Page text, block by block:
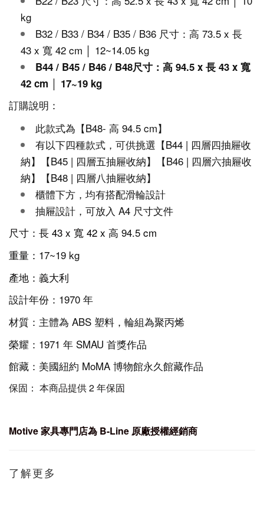
kg
B32 / B33 / B34 / B35 / B36 尺寸：高 73.5 x 長
43 x 寬 42 cm │ 12~14.05 kg
B44 / B45 / B46 / B48尺寸：高 94.5 x 長 43 x 寬
42 cm │ 17~19 kg
訂購說明：
此款式為【B48- 高 94.5 cm】
有以下四種款式，可供挑選 【B44 | 四層四抽屜收
納】【B45 | 四層五抽屜收納】【B46 | 四層六抽屜收
納】【B48 | 四層八抽屜收納】
櫃體下方，均有搭配滑輪設計
抽屜設計，可放入 A4 尺寸文件
尺寸：長 43 x 寬 42 x 高 94.5 cm
重量： 17~19 kg
產地：義大利
設計年份：1970 年
材質：主體為 ABS 塑料，輪組為聚丙烯
榮耀：1971 年 SMAU 首獎作品
館藏：美國紐約 MoMA 博物館永久館藏作品
保固： 本商品提供 2 年保固
Motive家具專門店為 B-Line 原廠授權經銷商
了解更多